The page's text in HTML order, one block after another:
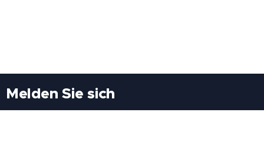
Melden Sie sich